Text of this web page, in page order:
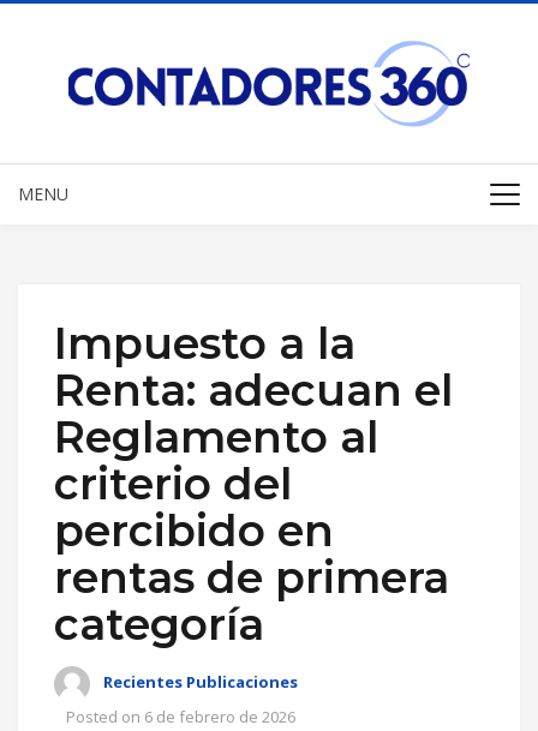
MENU
Impuesto a la
Renta: adecuan el
Reglamento al
criterio del
percibido en
rentas de primera
categoría
Recientes Publicaciones
Posted on 6 de febrero de 2026